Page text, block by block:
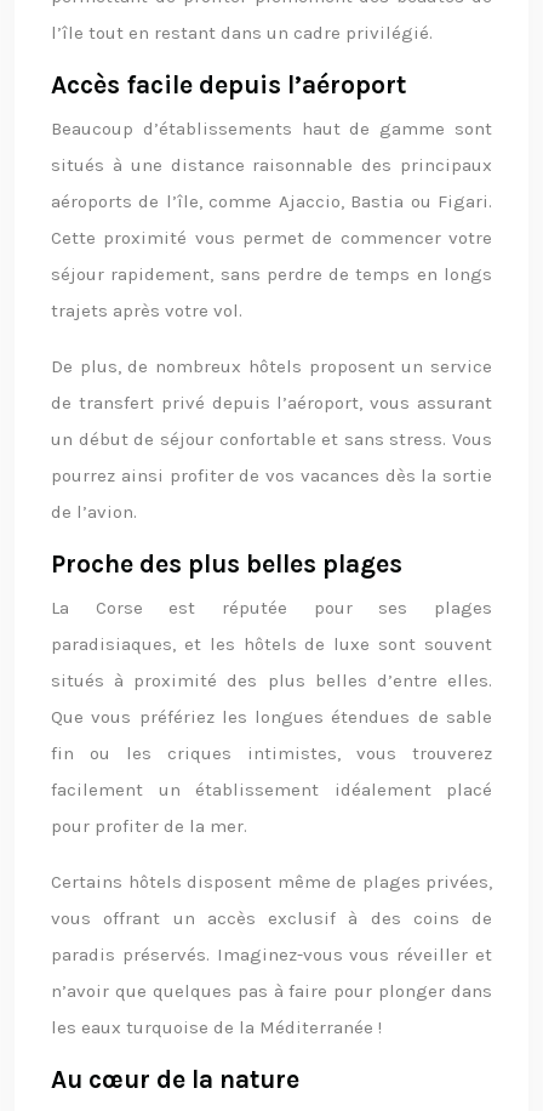
l’île tout en restant dans un cadre privilégié.
Accès facile depuis l’aéroport
Beaucoup d’établissements haut de gamme sont
situés à une distance raisonnable des principaux
aéroports de l’île, comme Ajaccio, Bastia ou Figari.
Cette proximité vous permet de commencer votre
séjour rapidement, sans perdre de temps en longs
trajets après votre vol.
De plus, de nombreux hôtels proposent un service
de transfert privé depuis l’aéroport, vous assurant
un début de séjour confortable et sans stress. Vous
pourrez ainsi profiter de vos vacances dès la sortie
de l’avion.
Proche des plus belles plages
La Corse est réputée pour ses plages
paradisiaques, et les hôtels de luxe sont souvent
situés à proximité des plus belles d’entre elles.
Que vous préfériez les longues étendues de sable
fin ou les criques intimistes, vous trouverez
facilement un établissement idéalement placé
pour profiter de la mer.
Certains hôtels disposent même de plages privées,
vous offrant un accès exclusif à des coins de
paradis préservés. Imaginez-vous vous réveiller et
n’avoir que quelques pas à faire pour plonger dans
les eaux turquoise de la Méditerranée !
Au cœur de la nature